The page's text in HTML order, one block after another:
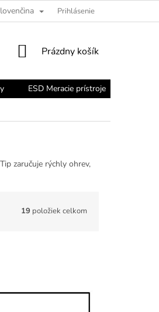
Prihlásenie
NÁKUPNÝ
Prázdny košík
ESD Meracie prístroje
zaručuje rýchly ohrev,
19 položiek celkom